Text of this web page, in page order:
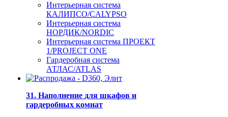
Интерьерная система
КАЛИПСО/CALYPSO
Интерьерная система
НОРДИК/NORDIC
Интерьерная система ПРОЕКТ
1/PROJECT ONE
Гардеробная система
АТЛАС/ATLAS
31. Наполнение для шкафов и
гардеробных комнат